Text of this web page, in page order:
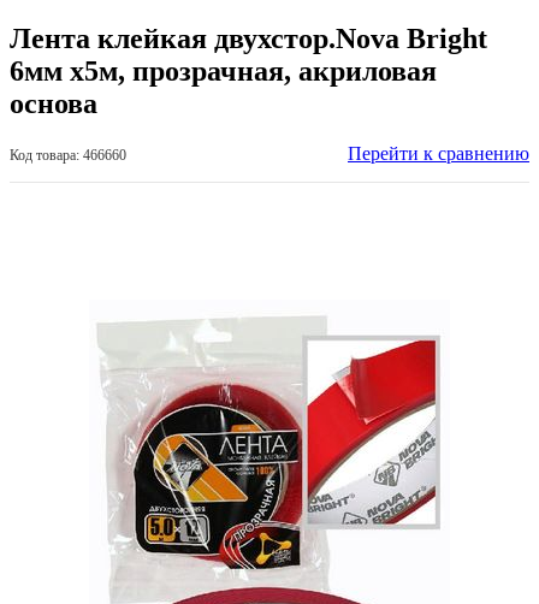
Лента клейкая двухстор.Nova Bright
6мм х5м, прозрачная, акриловая
основа
Код товара: 466660 Перейти к сравнению